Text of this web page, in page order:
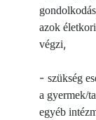
azok
végzi,
- szükség
a gyermek/
egyéb